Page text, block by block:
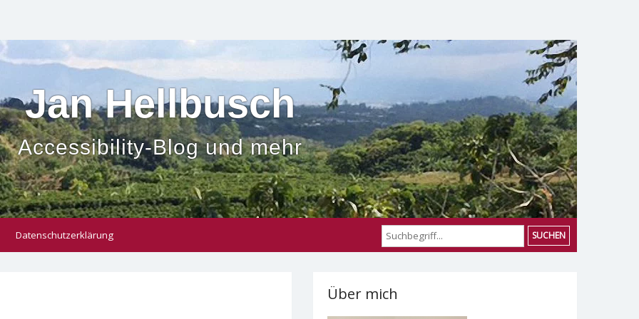
Jan Hellbusch
Accessibility-Blog und mehr
Datenschutzerklärung SUCHEN
Über mich